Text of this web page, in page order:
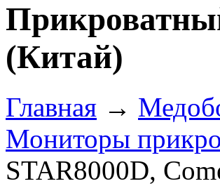
(Китай)
Главная →
Мониторы
STAR8000D,